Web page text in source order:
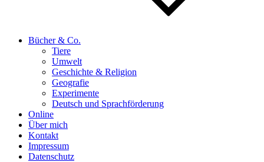
Bücher & Co.
Tiere
Umwelt
Geschichte & Religion
Geografie
Experimente
Deutsch und Sprachförderung
Online
Über mich
Kontakt
Impressum
Datenschutz